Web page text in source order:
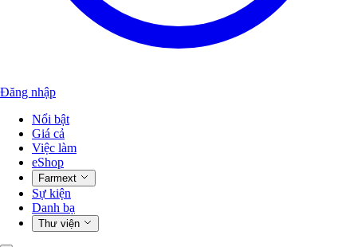
Đăng nhập
Nổi bật
Giá cả
Việc làm
eShop
Farmext
Sự kiện
Danh bạ
Thư viện